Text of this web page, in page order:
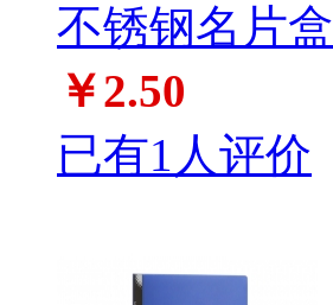
不锈钢名片盒
￥2.50
已有1人评价